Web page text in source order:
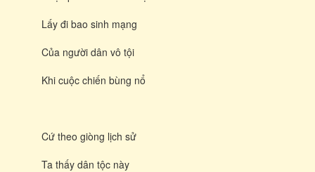
Lấy đi bao sinh mạng
Của người dân vô tội
Khi cuộc chiến bùng nổ
Cứ theo giòng lịch sử
Ta thấy dân tộc này